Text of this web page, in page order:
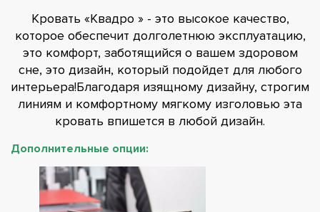
Кровать «Квадро » - это высокое качество,
которое обеспечит долголетнюю эксплуатацию,
это комфорт, заботящийся о вашем здоровом
сне, это дизайн, который подойдет для любого
интерьера!Благодаря изящному дизайну, строгим
линиям и комфортному мягкому изголовью эта
кровать впишется в любой дизайн.
Дополнительные опции: